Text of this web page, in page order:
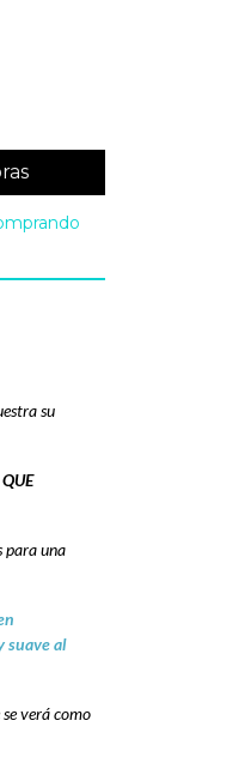
su
para una
suave al
verá como